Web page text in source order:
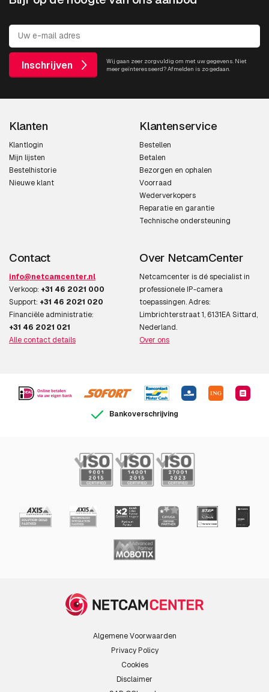
Inschrijven
Wij gaan zeer zorgvuldig om met uw gegevens. Niet
meer geïnteresseerd? Afmelden is zo gedaan.
Klanten
Klantlogin
Mijn lijsten
Bestelhistorie
Nieuwe klant
Klantenservice
Bestellen
Betalen
Bezorgen en ophalen
Voorraad
Wederverkopers
Reparatie en garantie
Technische ondersteuning
Contact
info@netcamcenter.nl
Verkoop: +31 46 2021 000
Support: +31 46 2021 020
Financiële administratie:
+31 46 2021 021
Alle contact details
Over NetcamCenter
Netcamcenter is dé specialist in
professionele IP-camera
toepassingen. Adres:
Limbrichterstraat 1, 6131EA Sittard,
Nederland.
Over ons
Bankoverschrijving
Algemene Voorwaarden
Privacy Policy
Cookies
Disclaimer